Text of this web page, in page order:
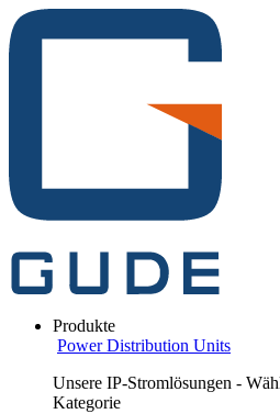
Produkte
Power Distribution Units
Unsere IP-Stromlösungen -
Kategorie